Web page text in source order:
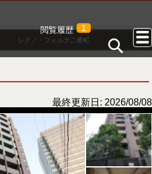
閲覧履歴 1
レグノ・フォルテ二番町
最終更新日: 2026/08/08